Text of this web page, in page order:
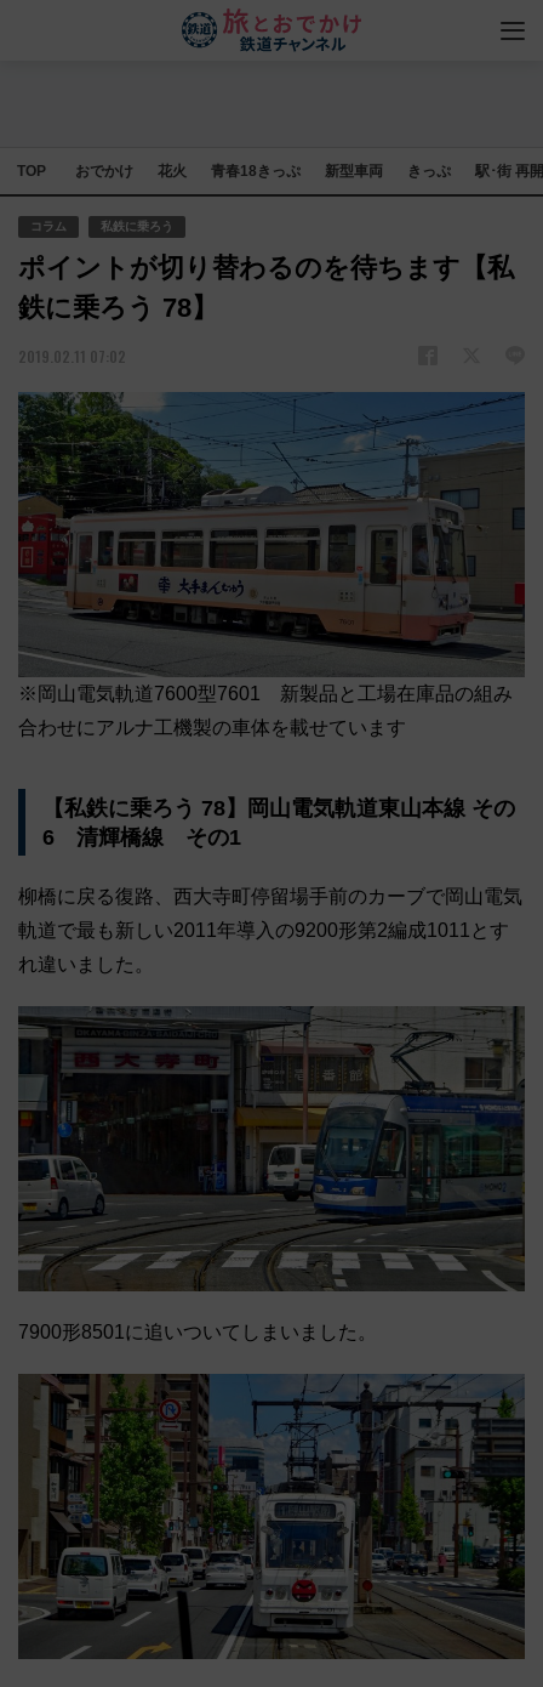
TOP おでかけ 花火 青春18きっぷ 新型車両 きっぷ 駅･街 再
コラム 私鉄に乗ろう
ポイントが切り替わるのを待ちます【私
鉄に乗ろう 78】
2019.02.11 07:02
※岡山電気軌道7600型7601 新製品と工場在庫品の組み
合わせにアルナ工機製の車体を載せています
【私鉄に乗ろう 78】岡山電気軌道東山本線 その
6 清輝橋線 その1
柳橋に戻る復路、西大寺町停留場手前のカーブで岡山電気
軌道で最も新しい2011年導入の9200形第2編成1011とす
れ違いました。
7900形8501に追いついてしまいました。